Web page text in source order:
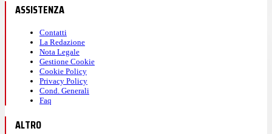
ASSISTENZA
Contatti
La Redazione
Nota Legale
Gestione Cookie
Cookie Policy
Privacy Policy
Cond. Generali
Faq
ALTRO